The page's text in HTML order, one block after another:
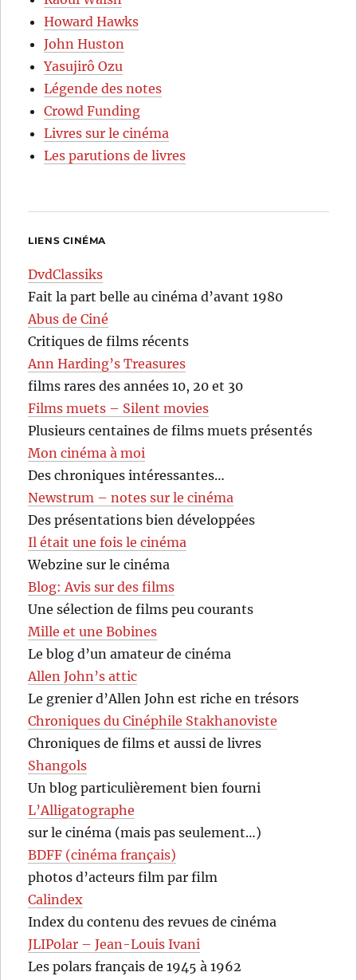
Howard Hawks
John Huston
Yasujirô Ozu
Légende des notes
Crowd Funding
Livres sur le cinéma
Les parutions de livres
LIENS CINÉMA
DvdClassiks
Fait la part belle au cinéma d’avant 1980
Abus de Ciné
Critiques de films récents
Ann Harding’s Treasures
films rares des années 10, 20 et 30
Films muets – Silent movies
Plusieurs centaines de films muets présentés
Mon cinéma à moi
Des chroniques intéressantes…
Newstrum – notes sur le cinéma
Des présentations bien développées
Il était une fois le cinéma
Webzine sur le cinéma
Blog: Avis sur des films
Une sélection de films peu courants
Mille et une Bobines
Le blog d’un amateur de cinéma
Allen John’s attic
Le grenier d’Allen John est riche en trésors
Chroniques du Cinéphile Stakhanoviste
Chroniques de films et aussi de livres
Shangols
Un blog particulièrement bien fourni
L’Alligatographe
sur le cinéma (mais pas seulement…)
BDFF (cinéma français)
photos d’acteurs film par film
Calindex
Index du contenu des revues de cinéma
JLIPolar – Jean-Louis Ivani
Les polars français de 1945 à 1962